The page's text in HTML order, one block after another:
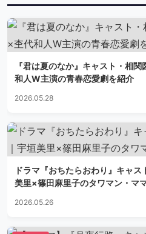
『君は夏のなか』キャスト・相
和人W主演の青春恋愛劇を紹介
2026.05.28
ドラマ『おちたらおわり』キャ
美里×篠田麻里子のタワマン・マ
2026.05.26